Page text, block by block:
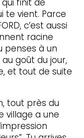
finit de
te vient. Parce
c’est aussi
racine
penses à un
goût du jour,
et tout de suite
tout près du
village a une